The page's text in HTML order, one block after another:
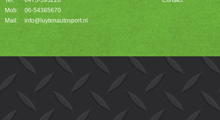
Mob:
06-54365670
Mail:
info@luytenautosport.nl